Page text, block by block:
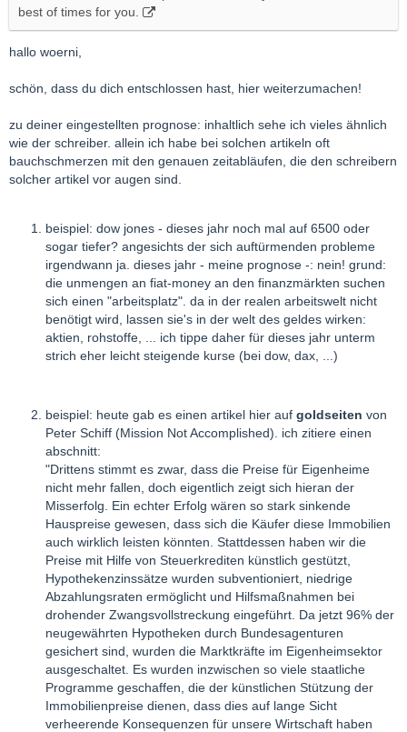
best of times for you.
hallo woerni,
schön, dass du dich entschlossen hast, hier weiterzumachen!
zu deiner eingestellten prognose: inhaltlich sehe ich vieles ähnlich
wie der schreiber. allein ich habe bei solchen artikeln oft
bauchschmerzen mit den genauen zeitabläufen, die den schreibern
solcher artikel vor augen sind.
beispiel: dow jones - dieses jahr noch mal auf 6500 oder
sogar tiefer? angesichts der sich auftürmenden probleme
irgendwann ja. dieses jahr - meine prognose -: nein! grund:
die unmengen an fiat-money an den finanzmärkten suchen
sich einen "arbeitsplatz". da in der realen arbeitswelt nicht
benötigt wird, lassen sie's in der welt des geldes wirken:
aktien, rohstoffe, ... ich tippe daher für dieses jahr unterm
strich eher leicht steigende kurse (bei dow, dax, ...)
beispiel: heute gab es einen artikel hier auf goldseiten von
Peter Schiff (Mission Not Accomplished). ich zitiere einen
abschnitt:
"Drittens stimmt es zwar, dass die Preise für Eigenheime
nicht mehr fallen, doch eigentlich zeigt sich hieran der
Misserfolg. Ein echter Erfolg wären so stark sinkende
Hauspreise gewesen, dass sich die Käufer diese Immobilien
auch wirklich leisten könnten. Stattdessen haben wir die
Preise mit Hilfe von Steuerkrediten künstlich gestützt,
Hypothekenzinssätze wurden subventioniert, niedrige
Abzahlungsraten ermöglicht und Hilfsmaßnahmen bei
drohender Zwangsvollstreckung eingeführt. Da jetzt 96% der
neugewährten Hypotheken durch Bundesagenturen
gesichert sind, wurden die Marktkräfte im Eigenheimsektor
ausgeschaltet. Es wurden inzwischen so viele staatliche
Programme geschaffen, die der künstlichen Stützung der
Immobilienpreise dienen, dass dies auf lange Sicht
verheerende Konsequenzen für unsere Wirtschaft haben